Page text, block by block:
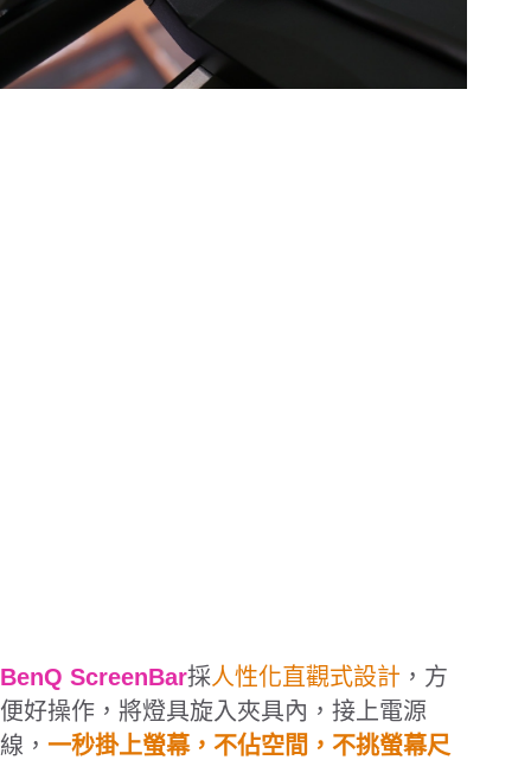
BenQ ScreenBar採人性化直觀式設計 ，方
便好操作，將燈具旋入夾具內，接上電源
線， 一秒掛上螢幕，不佔空間，不挑螢幕尺